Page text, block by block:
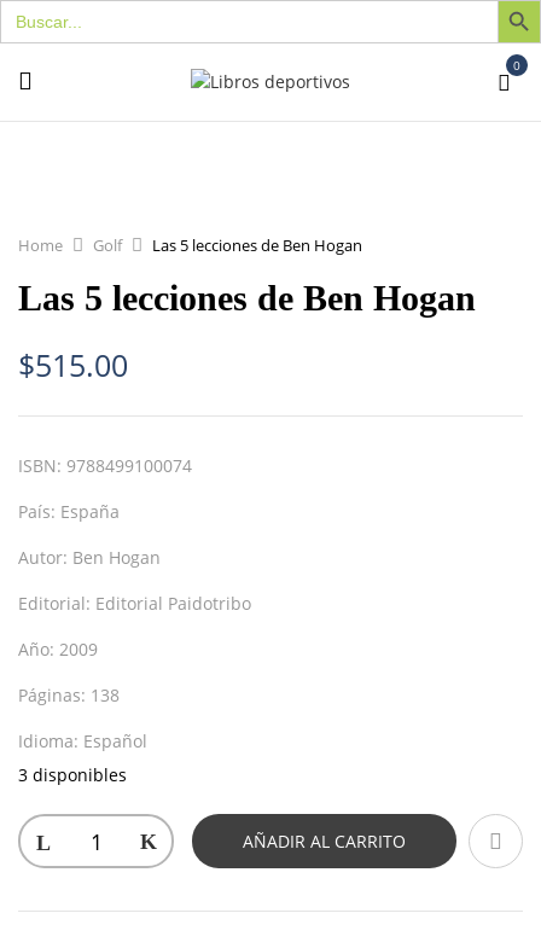
Buscar:
0
Home Golf Las 5 lecciones de Ben Hogan
Las 5 lecciones de Ben Hogan
$515.00
ISBN: 9788499100074
País: España
Autor: Ben Hogan
Editorial: Editorial Paidotribo
Año: 2009
Páginas: 138
Idioma: Español
3 disponibles
AÑADIR AL CARRITO